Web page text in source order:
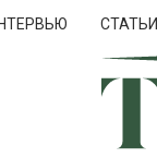
СТАТЬИ